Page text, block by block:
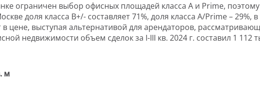
ограничен выбор офисных площадей класса А и Prime,
доля класса В+/- составляет 71%, доля класса A/Prime – 29%,
выступая альтернативой для арендаторов,
недвижимости объем сделок за I-III кв. 2024 г. составил 1 112
м